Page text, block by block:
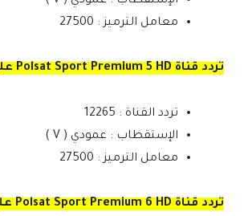
معامل الترميز : 27500
تردد قناة Polsat Sport Premium 5 HD على الاوروبي
تردد القناة : 12265
الإستقطاب : عمودي ( V )
معامل الترميز : 27500
تردد قناة Polsat Sport Premium 6 HD على الاوروبي